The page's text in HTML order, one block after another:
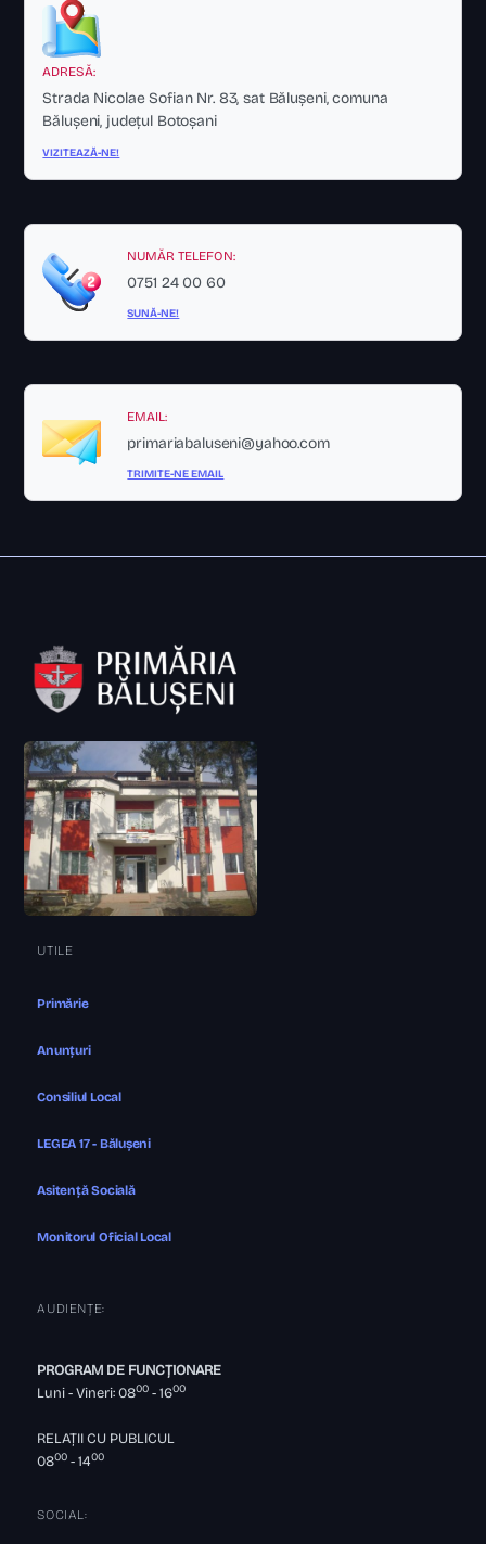
ADRESĂ:
Strada Nicolae Sofian Nr. 83, sat Bălușeni, comuna
Bălușeni, județul Botoșani
VIZITEAZĂ-NE!
NUMĂR TELEFON:
0751 24 00 60
SUNĂ-NE!
EMAIL:
primariabaluseni@yahoo.com
TRIMITE-NE EMAIL
UTILE
Primărie
Anunțuri
Consiliul Local
LEGEA 17 - Bălușeni
Asitență Socială
Monitorul Oficial Local
AUDIENȚE:
PROGRAM DE FUNCȚIONARE
Luni - Vineri: 0800 - 1600
RELAȚII CU PUBLICUL
0800 - 1400
SOCIAL: